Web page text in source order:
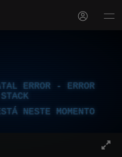
ERROR - ERROR
NESTE MOMENTO